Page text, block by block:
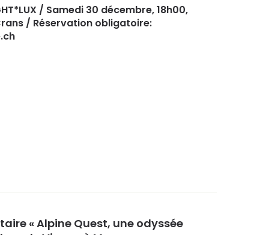
/ Samedi 30 décembre, 18h00,
/ Réservation obligatoire:
« Alpine Quest, une odyssée